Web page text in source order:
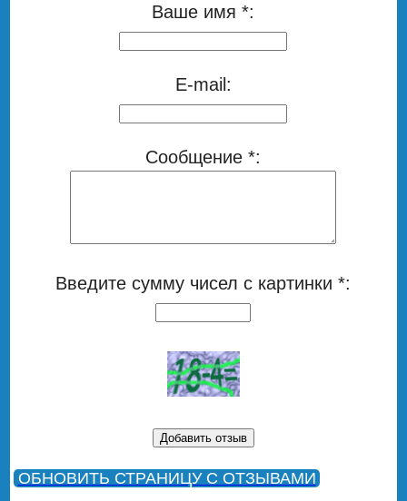
Ваше имя *:
E-mail:
Сообщение *:
Введите сумму чисел с картинки *:
ОБНОВИТЬ СТРАНИЦУ С ОТЗЫВАМИ